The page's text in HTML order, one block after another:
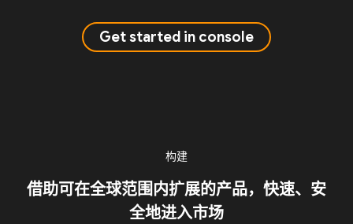
Get started in console
构建
借助可在全球范围内扩展的产品，快速、安
全地进入市场